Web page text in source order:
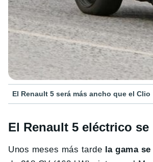
El Renault 5 será más ancho que el Clio
El Renault 5 eléctrico se
Unos meses más tarde la gama